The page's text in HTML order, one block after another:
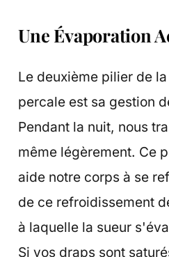
Une Évaporation
Le deuxième pilier de
percale est sa gestion
Pendant la nuit, nous
même légèrement. Ce
aide notre corps à se
de ce refroidissement
à laquelle la sueur
Si vos draps sont